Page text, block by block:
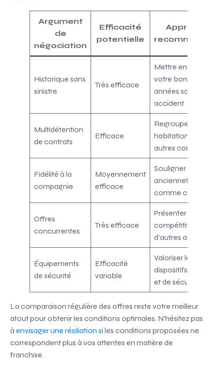
Argument
de
négociation
Efficacité
potentielle
Approche
Historique sans
sinistre
Très efficace
Mettre en avant
votre bonus et
années sans
accident
Multidétention
de contrats
Efficace
Regrouper
habitation, auto et
autres contrats
Fidélité à la
compagnie
Moyennement
efficace
Souligner votre
ancienneté
comme client
Offres
concurrentes
Très efficace
Présenter des
compétitifs
d’autres assureurs
Équipements
de sécurité
Efficacité
variable
Valoriser les
dispositifs anti-vol
et de sécurité
La comparaison régulière des offres reste votre meilleur
atout pour obtenir les conditions optimales. N’hésitez pas
àenvisager une résiliation si les conditions proposées ne
correspondent plus à vos attentes en matière de
franchise.